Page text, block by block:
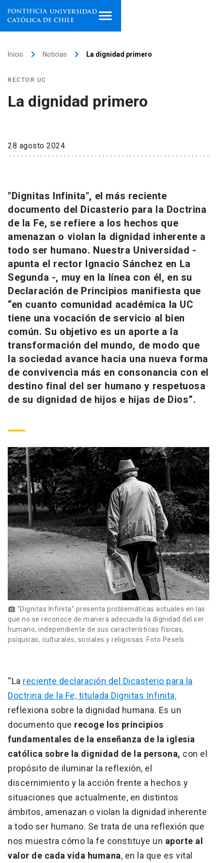
institutos
Internacionalización
Vinculación
Universidad
Información para keyboard_arrow_down
Futuros estudiantes
Estudiantes
Académicos
Personal
Alumni
Padres y familia
Go to english site launch
Admisión launch
Mi Cuenta UC launch
Correo UC launch
Mi Portal UC
Medios Biblioteca launch
Inicio keyboard_arrow_right Noticias keyboard_arrow_right La dignidad primero
RECTOR UC
La dignidad primero
28 agosto 2024
"Dignitas Infinita", el más reciente
documento del Dicasterio para la Doctrina
de la Fe, se refiere a los hechos que
amenazan o violan la dignidad inherente a
todo ser humano. Nuestra Universidad -
apunta el rector Ignacio Sánchez en La
Segunda -, muy en la línea con él, en su
Declaración de Principios manifiesta que
“en cuanto comunidad académica la UC
tiene una vocación de servicio al bien
común. Su objetivo es un aporte a la
transformación del mundo, de modo que
la sociedad avance hacia una nueva forma
de convivencia más en consonancia con el
destino final del ser humano y respetuosa
de su dignidad de hijos e hijas de Dios”.
photo_camera "Dignitas Infinita" presenta problemáticas actuales en las
que no se reconoce de manera adecuada la dignidad del ser
humano, independiente de sus características físicas,
psíquicas, culturales, sociales y religiosas. Foto Pexels.
“La reciente declaración del Dicasterio para la
Doctrina de la Fe, titulada Dignitas Infinita,
reflexiona sobre la dignidad humana. Es un
documento que recoge los principios
fundamentales de la enseñanza de la iglesia
católica sobre la dignidad de la persona, con el
propósito de iluminar la reflexión, el
discernimiento y la acción frente a hechos y
situaciones que actualmente, en distintos
ámbitos, amenazan o violan la dignidad inherente
a todo ser humano. Se trata de una reflexión que
nos muestra cómo la fe constituye un aporte al
valor de cada vida humana, en la que es vital